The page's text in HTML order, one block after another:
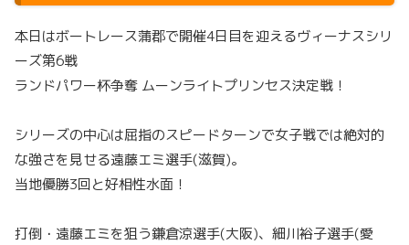
本日はボートレース蒲郡で開催4日目を迎えるヴィーナスシリ
ーズ第6戦
ランドパワー杯争奪 ムーンライトプリンセス決定戦！
シリーズの中心は屈指のスピードターンで女子戦では絶対的
な強さを見せる遠藤エミ選手(滋賀)。
当地優勝3回と好相性水面！
打倒・遠藤エミを狙う鎌倉涼選手(大阪)、細川裕子選手(愛